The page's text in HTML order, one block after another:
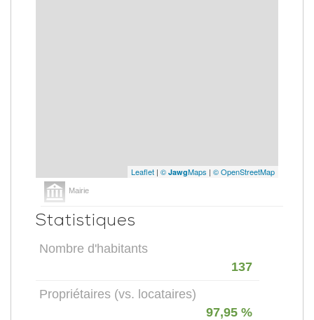
Leaflet | © JawgMaps | © OpenStreetMap
Mairie
Statistiques
Nombre d'habitants
137
Propriétaires (vs. locataires)
97,95 %